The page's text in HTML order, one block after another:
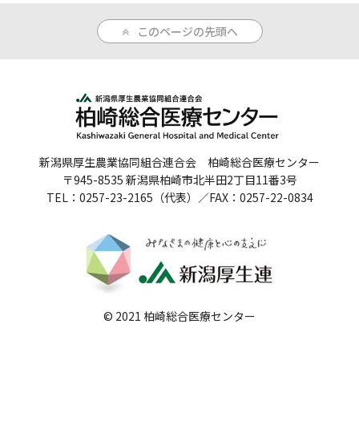
入院のご案内
医療関係者の方へ
病院誌
個人情報保護方針
反社会的勢力に対する基本方針
院内感染対策指針
このページの先頭へ
新潟県厚生農業協同組合連合会 柏崎総合医療センター
〒945-8535 新潟県柏崎市北半田2丁目11番3号
TEL：0257-23-2165（代表）／FAX：0257-22-0834
© 2021 柏崎総合医療センター